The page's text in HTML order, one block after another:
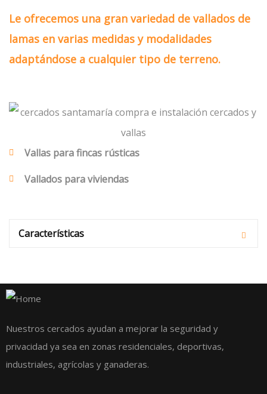
Le ofrecemos una gran variedad de vallados de
lamas en varias medidas y modalidades
adaptándose a cualquier tipo de terreno.
Vallas para fincas rústicas
Vallados para viviendas
Características
Nuestros cercados ayudan a mejorar la seguridad y
privacidad ya sea en zonas residenciales, deportivas,
industriales, agrícolas y ganaderas.